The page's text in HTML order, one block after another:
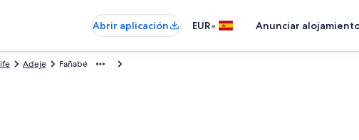
Abrir aplicación EUR• Anunciar
Fañabé
Adeje